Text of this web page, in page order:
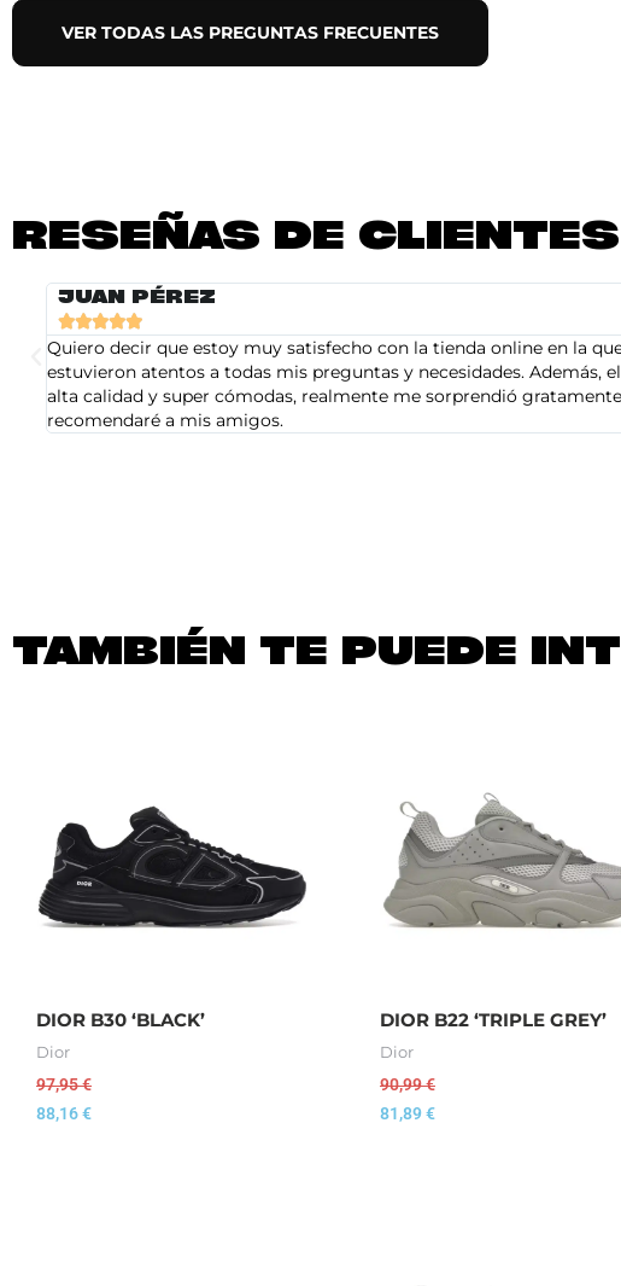
VER TODAS LAS PREGUNTAS FRECUENTES
RESEÑAS DE CLIENTES
JUAN PÉREZ

Quiero decir que estoy muy satisfecho con la tienda online en la
estuvieron atentos a todas mis preguntas y necesidades. Además,
alta calidad y super cómodas, realmente me sorprendió
recomendaré a mis amigos.
TAMBIÉN TE PUEDE
DIOR B30 ‘BLACK’
Dior
97,95€
88,16€
DIOR B22 ‘TRIPLE GREY’
Dior
90,99€
81,89€